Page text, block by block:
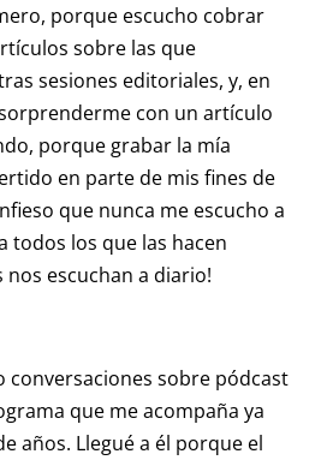
porque escucho cobrar
sobre las que
sesiones editoriales, y, en
con un artículo
porque grabar la mía
en parte de mis fines de
que nunca me escucho a
todos los que las hacen
nos escuchan a diario!
conversaciones sobre pódcast
que me acompaña ya
años. Llegué a él porque el